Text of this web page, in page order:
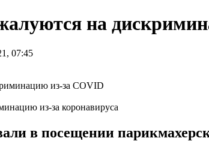
на
07:45
из-за коронавируса
в посещении